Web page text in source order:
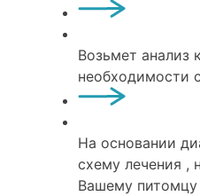
Возьмет анализ
необходимости
На основании
схему лечения ,
Вашему питомцу